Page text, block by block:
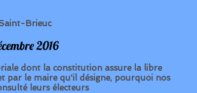
Brieuc
2016
dont la constitution assure la libre
par le maire qu'il désigne, pourquoi nos
leurs électeurs